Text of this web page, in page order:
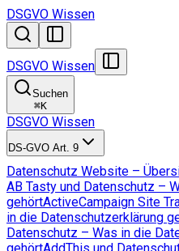
DSGVO Wissen
DSGVO Wissen
Suchen
⌘K
DSGVO Wissen
DS-GVO Art. 9
Datenschutz Website –
AB Tasty und Datenschutz –
gehörtActiveCampaign Site
in die Datenschutzerklärung
Datenschutz – Was in die